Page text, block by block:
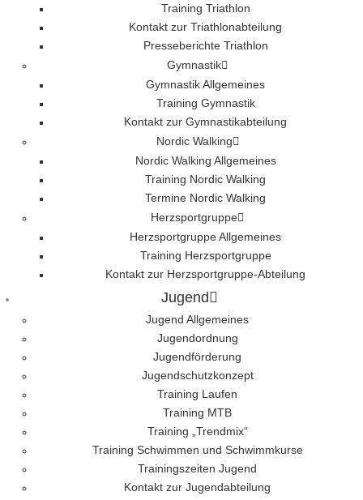
Training Triathlon
Kontakt zur Triathlonabteilung
Presseberichte Triathlon
Gymnastik
Gymnastik Allgemeines
Training Gymnastik
Kontakt zur Gymnastikabteilung
Nordic Walking
Nordic Walking Allgemeines
Training Nordic Walking
Termine Nordic Walking
Herzsportgruppe
Herzsportgruppe Allgemeines
Training Herzsportgruppe
Kontakt zur Herzsportgruppe-Abteilung
Jugend
Jugend Allgemeines
Jugendordnung
Jugendförderung
Jugendschutzkonzept
Training Laufen
Training MTB
Training „Trendmix“
Training Schwimmen und Schwimmkurse
Trainingszeiten Jugend
Kontakt zur Jugendabteilung